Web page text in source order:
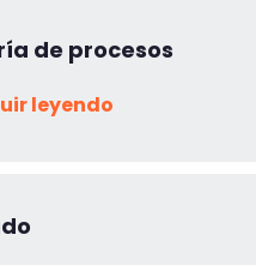
de procesos
leyendo